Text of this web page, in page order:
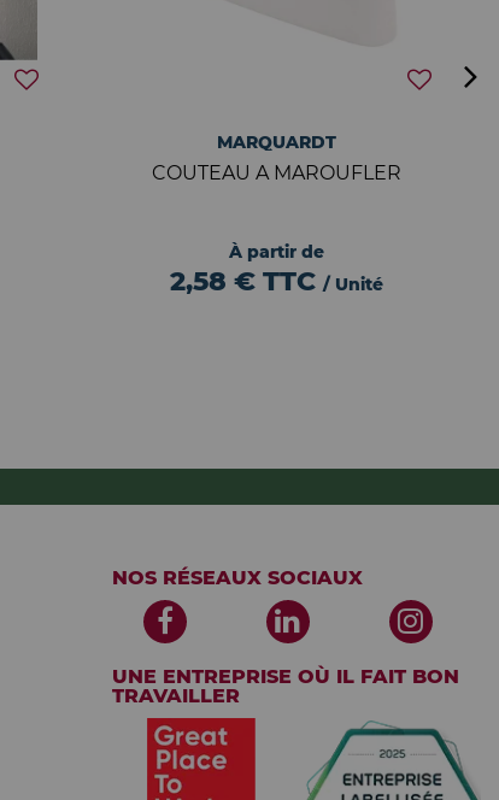
MARQUARDT
COUTEAU A MAROUFLER
À partir de
2,58 €TTC / Unité
NOS RÉSEAUX SOCIAUX
UNE ENTREPRISE OÙ IL FAIT BON
TRAVAILLER